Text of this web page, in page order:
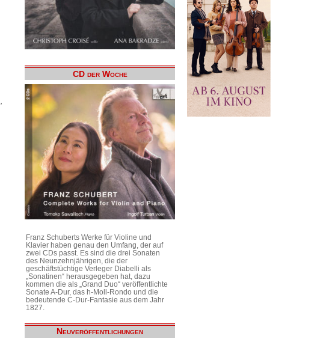
CD der Woche
Franz Schuberts Werke für Violine und
Klavier haben genau den Umfang, der auf
zwei CDs passt. Es sind die drei Sonaten
des Neunzehnjährigen, die der
geschäftstüchtige Verleger Diabelli als
„Sonatinen“ herausgegeben hat, dazu
kommen die als „Grand Duo“ veröffentlichte
Sonate A-Dur, das h-Moll-Rondo und die
bedeutende C-Dur-Fantasie aus dem Jahr
1827.
Neuveröffentlichungen